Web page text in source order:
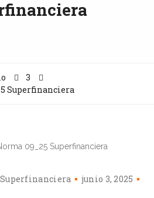
3
Superfinanciera
Superfinanciera
junio 3, 2025